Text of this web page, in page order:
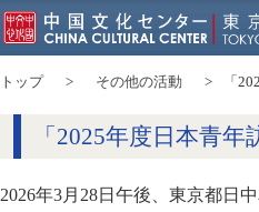
トップ その他の活動 「
「2025年度日本青
2026年3月28日午後、東京都日